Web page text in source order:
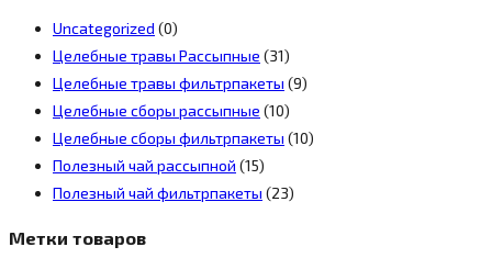
Uncategorized (0)
Целебные травы Рассыпные (31)
Целебные травы фильтрпакеты (9)
Целебные сборы рассыпные (10)
Целебные сборы фильтрпакеты (10)
Полезный чай рассыпной (15)
Полезный чай фильтрпакеты (23)
Метки товаров